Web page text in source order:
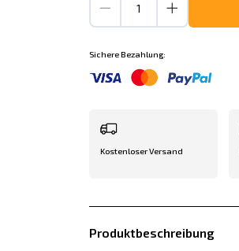
Sichere Bezahlung:
Kostenloser Versand
Produktbeschreibung